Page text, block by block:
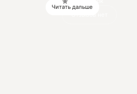
Читать дальше